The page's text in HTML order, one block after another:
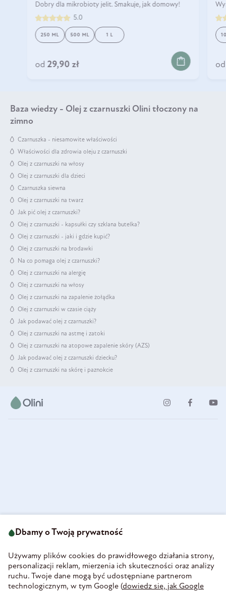
Dobry dla mikrobioty jelit. Smakuje, jak domowy!
5.0
250 ML 500 ML 1 L
od 29,90 zł od
Baza wiedzy - Olej z czarnuszki Olini tłoczony na
zimno
Czarnuszka - niesamowite właściwości
Właściwości dla zdrowia oleju z czarnuszki
Olej z czarnuszki na włosy
Olej z czarnuszki dla dzieci
Czarnuszka siewna
Olej z czarnuszki na twarz
Jak pić olej z czarnuszki?
Olej z czarnuszki - kapsułki czy szklana butelka?
Olej z czarnuszki - jaki i gdzie kupić?
Olej z czarnuszki na brodawki
Na co pomaga olej z czarnuszki?
Olej z czarnuszki na alergię
Olej z czarnuszki na włosy
Olej z czarnuszki na zapalenie żołądka
Olej z czarnuszki w czasie ciąży
Jak podawać olej z czarnuszki?
Olej z czarnuszki na astmę i zatoki
Olej z czarnuszki na atopowe zapalenie skóry (AZS)
Jak podawać olej z czarnuszki dziecku?
Olej z czarnuszki na skórę i paznokcie
58-160 Świebodzice
REGON 890213034
INFORMACJE
PŁATNOŚĆ I DOSTAWA
Dbamy o Twoją prywatność
Używamy plików cookies do prawidłowego działania strony,
personalizacji reklam, mierzenia ich skuteczności oraz analizy
ruchu. Twoje dane mogą być udostępniane partnerom
technologicznym, w tym Google (dowiedz się, jak Google